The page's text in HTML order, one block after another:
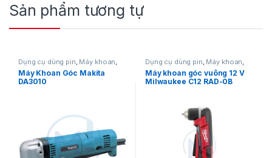
Khả Năng
Steel / Wood (Auger Bit / Self-
Sản phẩm tương tự
Dụng cụ dùng pin Máy khoan
Máy khoan góc
Máy Khoan Góc Makita
DA3010
Dụng cụ dùng pin Máy khoan
Máy khoan góc Máy Khoan Pin
Milwaukee,Milwaukee
Máy khoan góc vuông 12 V
Milwaukee C12 RAD-0B